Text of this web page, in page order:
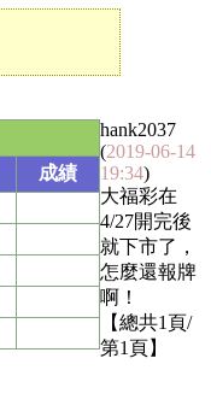
成績
hank2037
(2019-06-14
19:34)
大福彩在
4/27開完後
就下市了，
怎麼還報牌
啊！
【總共1頁/
第1頁】